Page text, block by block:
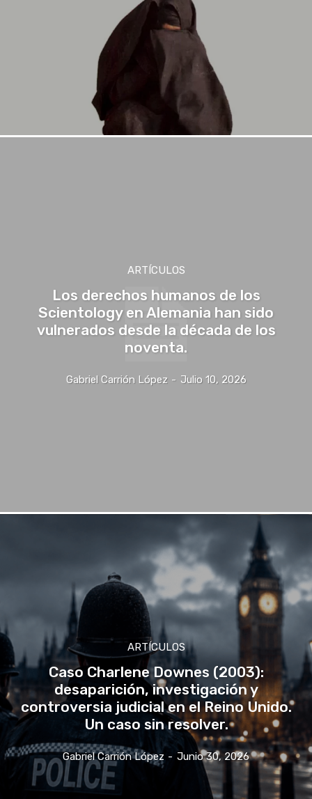
ARTÍCULOS
Los derechos humanos de los
Scientology en Alemania han sido
vulnerados desde la década de los
noventa.
Gabriel Carrión López - Julio 10, 2026
ARTÍCULOS
Caso Charlene Downes (2003):
desaparición, investigación y
controversia judicial en el Reino Unido.
Un caso sin resolver.
Gabriel Carrión López - Junio 30, 2026